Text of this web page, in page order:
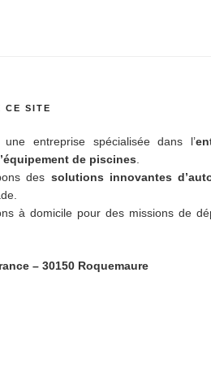
CE SITE
entreprise spécialisée dans l’
de piscines
des solutions innovantes
à domicile pour des missions de
– 30150 Roquemaure